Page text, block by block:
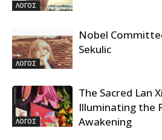
ΛΟΓΟΣ
ΛΟΓΟΣ
Nobel
Sekulic
ΛΟΓΟΣ
The Sacred Lan
Illuminating the
Awakening